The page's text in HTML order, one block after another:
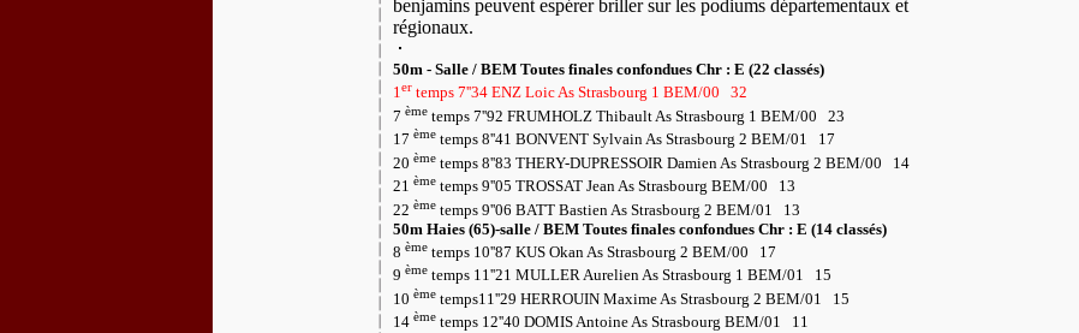
benjamins peuvent espérer briller sur les podiums départementaux et
régionaux.
50m - Salle / BEM Toutes finales confondues Chr : E (22 classés)
1er temps 7''34 ENZ Loic As Strasbourg 1 BEM/00
32
7 ème temps 7''92 FRUMHOLZ Thibault As Strasbourg 1 BEM/00
23
17 ème temps 8''41 BONVENT Sylvain As Strasbourg 2 BEM/01
17
20 ème temps 8''83 THERY-DUPRESSOIR Damien As Strasbourg 2 BEM/00
14
21 ème temps 9''05 TROSSAT Jean As Strasbourg BEM/00
13
22 ème temps 9''06 BATT Bastien As Strasbourg 2 BEM/01
13
50m Haies (65)-salle / BEM Toutes finales confondues Chr : E (14 classés)
8 ème temps 10''87 KUS Okan As Strasbourg 2 BEM/00
17
9 ème temps 11''21 MULLER Aurelien As Strasbourg 1 BEM/01
15
10 ème temps11''29 HERROUIN Maxime As Strasbourg 2 BEM/01
15
14 ème temps 12''40 DOMIS Antoine As Strasbourg BEM/01 11